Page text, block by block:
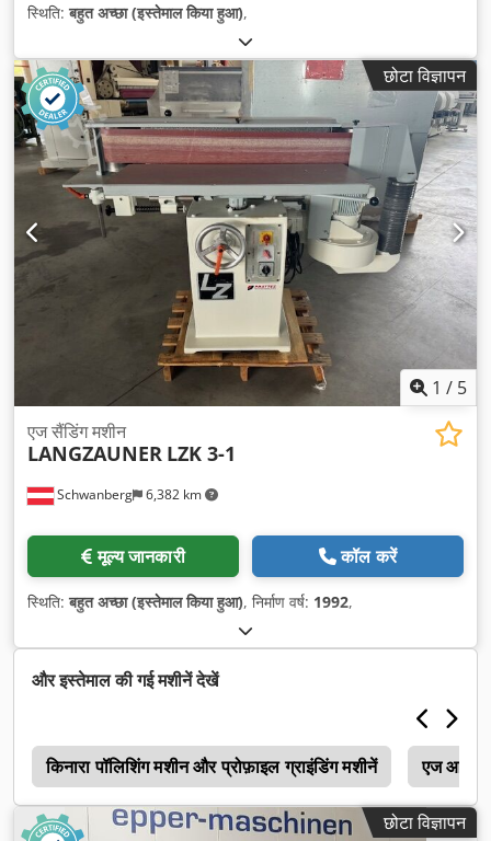
स्थिति:बहुत अच्छा (इस्तेमाल किया हुआ),
छोटा विज्ञापन
1 / 5
Schwanberg 6,382 km
एज सैंडिंग मशीन
LANGZAUNER LZK 3-1
मूल्य जानकारी कॉल करें
स्थिति:बहुत अच्छा (इस्तेमाल किया हुआ), निर्माण वर्ष: 1992,
और इस्तेमाल की गई मशीनें देखें
किनारा पॉलिशिंग मशीन और प्रोफ़ाइल ग्राइंडिंग मशीनें एज आकृति
छोटा विज्ञापन